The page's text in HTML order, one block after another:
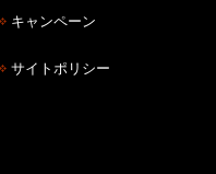
キャンペーン
サイトポリシー